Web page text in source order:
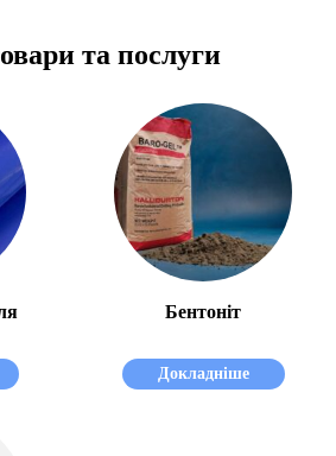
та послуги
Бентоніт
Докладніше